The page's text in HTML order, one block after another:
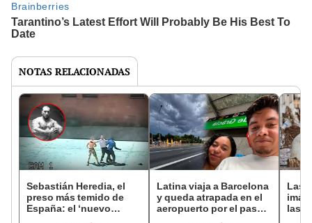
NOTAS RELACIONADAS
Sebastián Heredia, el
preso más temido de
España: el ‘nuevo
Latina viaja a Barcelona
y queda atrapada en el
aeropuerto por el paso
Las
las